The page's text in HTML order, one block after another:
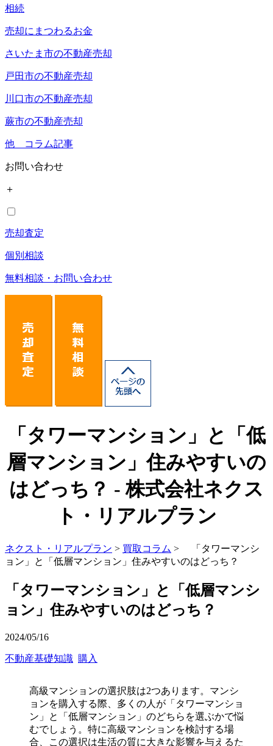
相続
売却にまつわるお金
さいたま市の不動産売却
戸田市の不動産売却
川口市の不動産売却
蕨市の不動産売却
他 コラム記事
お問い合わせ
＋
売却査定
個別相談
無料相談・お問い合わせ
「タワーマンション」と「低
層マンション」住みやすいの
はどっち？ - 株式会社ネクス
ト・リアルプラン
ネクスト・リアルプラン > 買取コラム > 「タワーマンシ
ョン」と「低層マンション」住みやすいのはどっち？
「タワーマンション」と「低層マンシ
ョン」住みやすいのはどっち？
2024/05/16
不動産基礎知識 購入
高級マンションの選択肢は2つあります。マンシ
ョンを購入する際、多くの人が「タワーマンショ
ン」と「低層マンション」のどちらを選ぶかで悩
むでしょう。特に高級マンションを検討する場
合、この選択は生活の質に大きな影響を与えるた